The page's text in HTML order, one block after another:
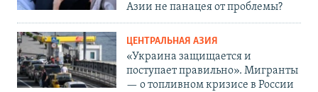
Азии не панацея от проблемы?
ЦЕНТРАЛЬНАЯ АЗИЯ
«Украина защищается и
поступает правильно». Мигранты
— о топливном кризисе в России